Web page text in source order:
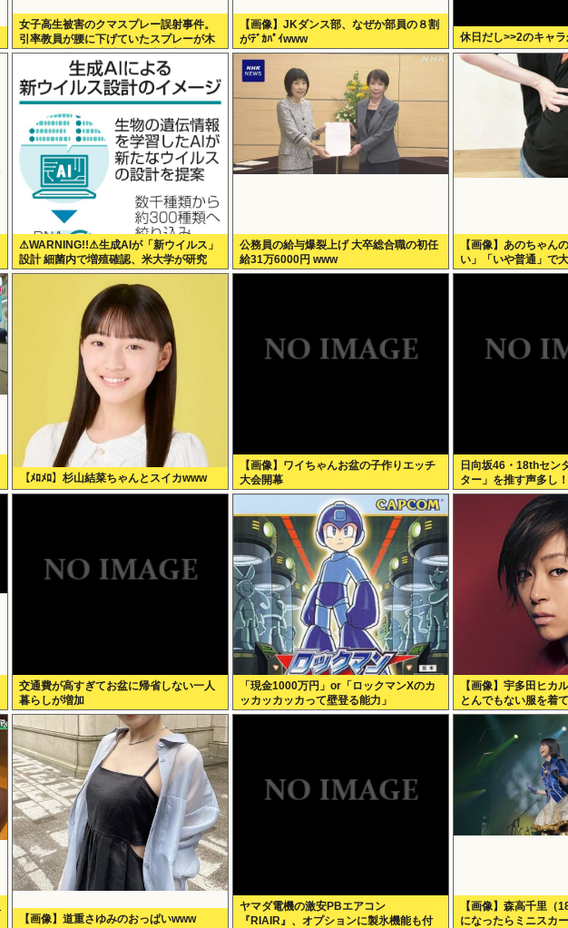
女子高生被害のクマスプレー誤射事件。
引率教員が腰に下げていたスプレーが木
枝に引っ掛かり噴射された事が判明
【画像】JKダンス部、なぜか部員の８割
がﾃﾞｶﾊﾟｲwww
休日だし>>2のキャ
⚠WARNING!!⚠生成AIが「新ウイルス」
設計 細菌内で増殖確認、米大学が研究
公務員の給与爆裂上げ 大卒総合職の初任
給31万6000円 www
【画像】あのちゃん
い」「いや普通」で
【ﾒﾛﾒﾛ】杉山結菜ちゃんとスイカwww
【画像】ワイちゃんお盆の子作りエッチ
大会開幕
日向坂46・18thセン
ター」を推す声多し！
交通費が高すぎてお盆に帰省しない一人
暮らしが増加
「現金1000万円」or「ロックマンXのカ
ッカッカッカって壁登る能力」
【画像】宇多田ヒカ
とんでもない服を着
【画像】道重さゆみのおっぱいwww
ヤマダ電機の激安PBエアコン
『RIAIR』、オプションに製氷機能も付
【画像】森高千里（
になったらミニスカ